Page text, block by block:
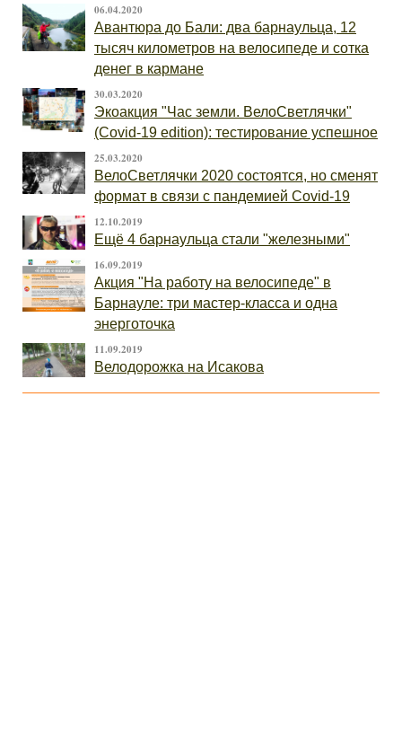
06.04.2020
Авантюра до Бали: два барнаульца, 12
тысяч километров на велосипеде и сотка
денег в кармане
30.03.2020
Экоакция "Час земли. ВелоСветлячки"
(Covid-19 edition): тестирование успешное
25.03.2020
ВелоСветлячки 2020 состоятся, но сменят
формат в связи с пандемией Covid-19
12.10.2019
Ещё 4 барнаульца стали "железными"
16.09.2019
Акция "На работу на велосипеде" в
Барнауле: три мастер-класса и одна
энерготочка
11.09.2019
Велодорожка на Исакова